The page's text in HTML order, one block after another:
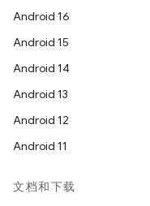
Android 16
Android 15
Android 14
Android 13
Android 12
Android 11
文档和下载